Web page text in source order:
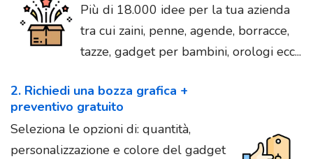
Più di 18.000 idee per la tua azienda
tra cui zaini, penne, agende, borracce,
tazze, gadget per bambini, orologi ecc...
2. Richiedi una bozza grafica +
preventivo gratuito
Seleziona le opzioni di: quantità,
personalizzazione e colore del gadget